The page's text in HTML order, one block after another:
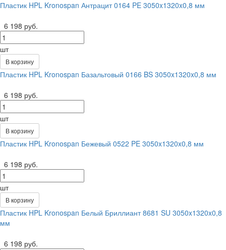
Пластик HPL Kronospan Антрацит 0164 PE 3050x1320x0,8 мм
6 198 руб.
шт
В корзину
Пластик HPL Kronospan Базальтовый 0166 BS 3050x1320x0,8 мм
6 198 руб.
шт
В корзину
Пластик HPL Kronospan Бежевый 0522 PE 3050x1320x0,8 мм
6 198 руб.
шт
В корзину
Пластик HPL Kronospan Белый Бриллиант 8681 SU 3050x1320x0,8
мм
6 198 руб.